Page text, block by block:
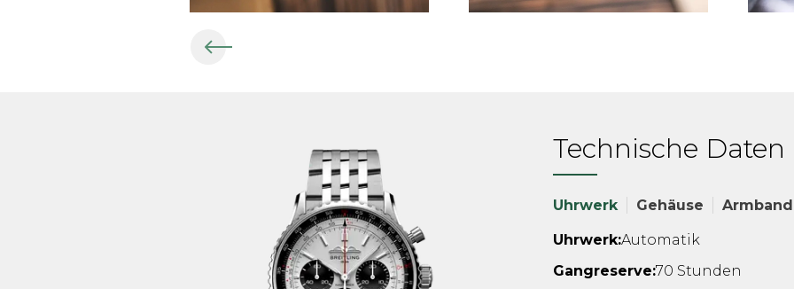
Technische Daten
Uhrwerk Gehäuse Armband
Uhrwerk:Automatik
Gangreserve:70 Stunden